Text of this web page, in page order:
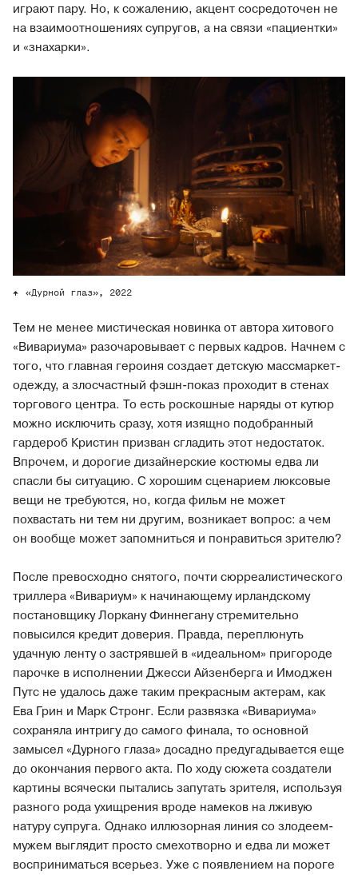
играют пару. Но, к сожалению, акцент сосредоточен не
на взаимоотношениях супругов, а на связи «пациентки»
и «знахарки».
«Дурной глаз», 2022
Тем не менее мистическая новинка от автора хитового
«Вивариума» разочаровывает с первых кадров. Начнем с
того, что главная героиня создает детскую массмаркет-
одежду, а злосчастный фэшн-показ проходит в стенах
торгового центра. То есть роскошные наряды от кутюр
можно исключить сразу, хотя изящно подобранный
гардероб Кристин призван сгладить этот недостаток.
Впрочем, и дорогие дизайнерские костюмы едва ли
спасли бы ситуацию. С хорошим сценарием люксовые
вещи не требуются, но, когда фильм не может
похвастать ни тем ни другим, возникает вопрос: а чем
он вообще может запомниться и понравиться зрителю?
После превосходно снятого, почти сюрреалистического
триллера «Вивариум» к начинающему ирландскому
постановщику Лоркану Финнегану стремительно
повысился кредит доверия. Правда, переплюнуть
удачную ленту о застрявшей в «идеальном» пригороде
парочке в исполнении Джесси Айзенберга и Имоджен
Путс не удалось даже таким прекрасным актерам, как
Ева Грин и Марк Стронг. Если развязка «Вивариума»
сохраняла интригу до самого финала, то основной
замысел «Дурного глаза» досадно предугадывается еще
до окончания первого акта. По ходу сюжета создатели
картины всячески пытались запутать зрителя, используя
разного рода ухищрения вроде намеков на лживую
натуру супруга. Однако иллюзорная линия со злодеем-
мужем выглядит просто смехотворно и едва ли может
восприниматься всерьез. Уже с появлением на пороге